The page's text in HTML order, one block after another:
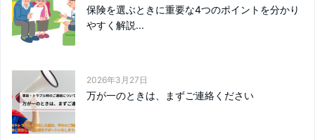
保険を選ぶときに重要な4つのポイントを分かり
やすく解説...
2026年3月27日
万が一のときは、まずご連絡ください